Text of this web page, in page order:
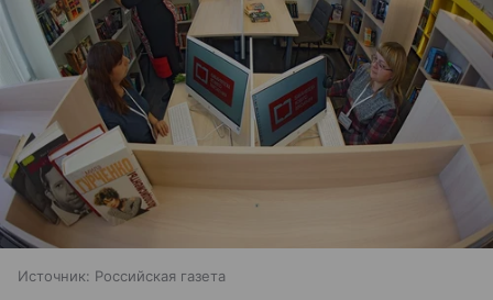
Источник: Российская газета